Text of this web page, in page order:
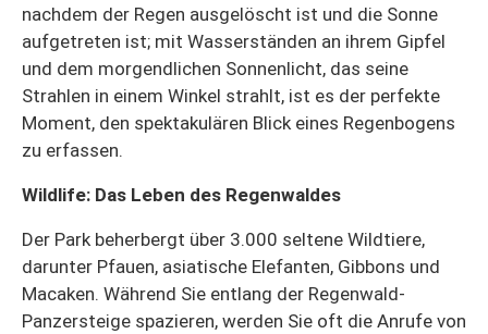
nachdem der Regen ausgelöscht ist und die Sonne
aufgetreten ist; mit Wasserständen an ihrem Gipfel
und dem morgendlichen Sonnenlicht, das seine
Strahlen in einem Winkel strahlt, ist es der perfekte
Moment, den spektakulären Blick eines Regenbogens
zu erfassen.
Wildlife: Das Leben des Regenwaldes
Der Park beherbergt über 3.000 seltene Wildtiere,
darunter Pfauen, asiatische Elefanten, Gibbons und
Macaken. Während Sie entlang der Regenwald-
Panzersteige spazieren, werden Sie oft die Anrufe von